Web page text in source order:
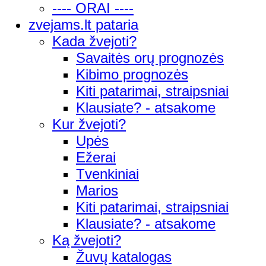
---- ORAI ----
zvejams.lt pataria
Kada žvejoti?
Savaitės orų prognozės
Kibimo prognozės
Kiti patarimai, straipsniai
Klausiate? - atsakome
Kur žvejoti?
Upės
Ežerai
Tvenkiniai
Marios
Kiti patarimai, straipsniai
Klausiate? - atsakome
Ką žvejoti?
Žuvų katalogas